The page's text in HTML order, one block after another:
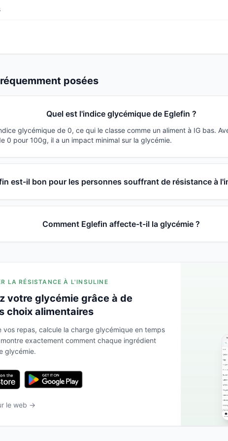
posées
Quel est l'indice glycémique de Eglefin ?
glycémique de 0, ce qui le classe comme un aliment à IG bas.
0 pour 100g, il a un impact minimal sur la glycémie.
est-il bon pour les personnes souffrant de résistance à
Comment Eglefin affecte-t-il la glycémie ?
LA RÉSISTANCE À L'INSULINE
votre glycémie grâce à de
choix alimentaires
vos repas, calcule la charge glycémique en temps
exactement comment chaque ingrédient
glycémie.
le web →